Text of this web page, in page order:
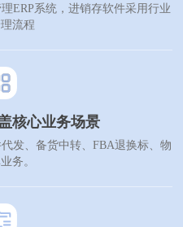
ERP系统，进销存软件采用行业
流程
核心业务场景
发、备货中转、FBA退换标、物
务。